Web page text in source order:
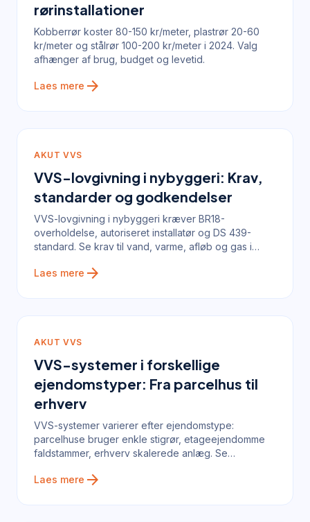
rørinstallationer
Kobberrør koster 80-150 kr/meter, plastrør 20-60
kr/meter og stålrør 100-200 kr/meter i 2024. Valg
afhænger af brug, budget og levetid.
Laes mere arrow_forward
AKUT VVS
VVS-lovgivning i nybyggeri: Krav,
standarder og godkendelser
VVS-lovgivning i nybyggeri kræver BR18-
overholdelse, autoriseret installatør og DS 439-
standard. Se krav til vand, varme, afløb og gas i
Laes mere arrow_forward
AKUT VVS
VVS-systemer i forskellige
ejendomstyper: Fra parcelhus til
erhverv
VVS-systemer varierer efter ejendomstype:
parcelhuse bruger enkle stigrør, etageejendomme
faldstammer, erhverv skalerede anlæg. Se
Laes mere arrow_forward